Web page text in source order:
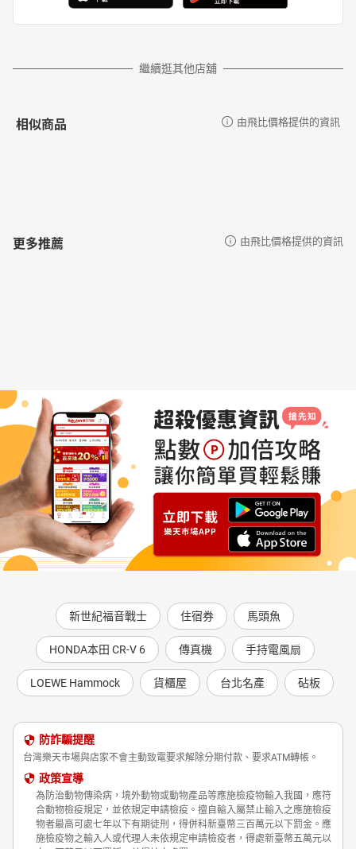
繼續逛其他店舖
相似商品 由飛比價格提供的資訊
更多推薦 由飛比價格提供的資訊
新世紀福音戰士 住宿券 馬頭魚
HONDA本田 CR-V 6 傳真機 手持電風扇
LOEWE Hammock 貨櫃屋 台北名產 砧板
防詐騙提醒
台灣樂天市場與店家不會主動致電要求解除分期付款、要求ATM轉帳。
政策宣導
為防治動物傳染病，境外動物或動物產品等應施檢疫物輸入我國，應符
合動物檢疫規定，並依規定申請檢疫。擅自輸入屬禁止輸入之應施檢疫
物者最高可處七年以下有期徒刑，得併科新臺幣三百萬元以下罰金。應
施檢疫物之輸入人或代理人未依規定申請檢疫者，得處新臺幣五萬元以